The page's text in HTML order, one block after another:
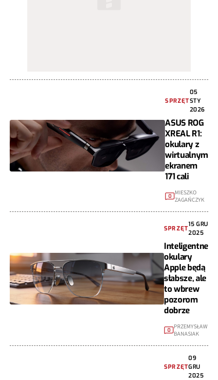
SPRZĘT
05
STY
2026
ASUS ROG
XREAL R1:
okulary z
wirtualnym
ekranem
171 cali
0
MIESZKO
ZAGAŃCZYK
SPRZĘT
15 GRU
2025
Inteligentne
okulary
Apple będą
słabsze, ale
to wbrew
pozorom
dobrze
0
PRZEMYSŁAW
BANASIAK
SPRZĘT
09
GRU
2025